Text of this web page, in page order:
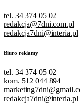
tel. 34 374 05 02
redakcja@7dni.com.pl
redakcja7dni@interia.pl
Biuro reklamy
tel. 34 374 05 02
kom. 512 044 894
redakcja7dni@interia.pl